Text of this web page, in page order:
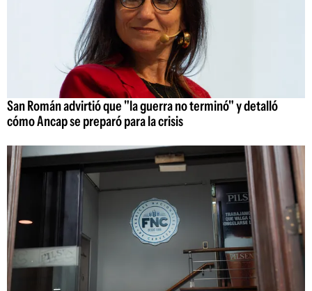
San Román advirtió que "la guerra no terminó" y detalló
cómo Ancap se preparó para la crisis